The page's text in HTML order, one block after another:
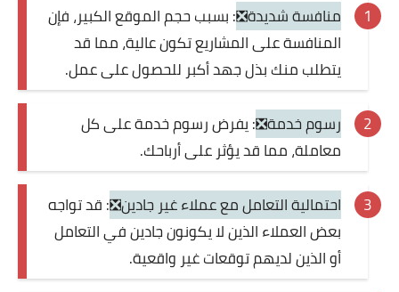
منافسة شديدة❎: بسبب حجم الموقع الكبير، فإن
المنافسة على المشاريع تكون عالية، مما قد
يتطلب منك بذل جهد أكبر للحصول على عمل.
رسوم خدمة❎: يفرض رسوم خدمة على كل
معاملة، مما قد يؤثر على أرباحك.
احتمالية التعامل مع عملاء غير جادين❎: قد تواجه
بعض العملاء الذين لا يكونون جادين في التعامل
أو الذين لديهم توقعات غير واقعية.